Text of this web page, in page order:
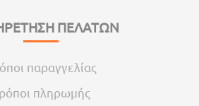
ΠΕΛΑΤΩΝ
παραγγελίας
πληρωμής